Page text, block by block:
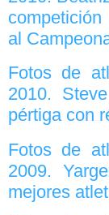
al
Fotos de
2010.
pértiga con
Fotos de
2009.
mejores